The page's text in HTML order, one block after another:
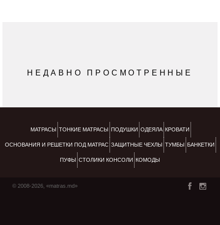
Вискоза Аутласт вбирает в себя излишнее тепло
исходящее от тела спящего, сохраняет его и
температура которого постоянно регулируется.
НЕДАВНО ПРОСМОТРЕННЫЕ
МАТРАСЫ ТОНКИЕ МАТРАСЫ ПОДУШКИ ОДЕЯЛА КРОВАТИ
ОСНОВАНИЯ И РЕШЕТКИ ПОД МАТРАС ЗАЩИТНЫЕ ЧЕХЛЫ ТУМБЫ БАНКЕТКИ
ПУФЫ СТОЛИКИ КОНСОЛИ КОМОДЫ
© 2008-2026, «matras.md»